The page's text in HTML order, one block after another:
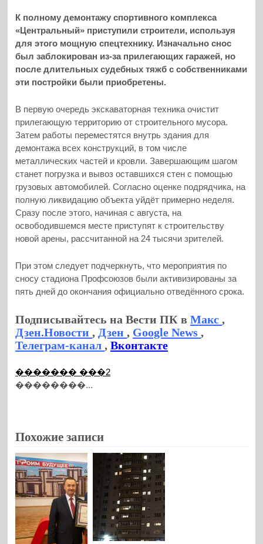
К полному демонтажу спортивного комплекса
«Центральный» приступили строители, используя
для этого мощную спецтехнику. Изначально снос
был заблокирован из-за прилегающих гаражей, но
после длительных судебных тяжб с собственниками
эти постройки были приобретены.
В первую очередь экскаваторная техника очистит
прилегающую территорию от строительного мусора.
Затем работы переместятся внутрь здания для
демонтажа всех конструкций, в том числе
металлических частей и кровли. Завершающим шагом
станет погрузка и вывоз оставшихся стен с помощью
грузовых автомобилей. Согласно оценке подрядчика, на
полную ликвидацию объекта уйдёт примерно неделя.
Сразу после этого, начиная с августа, на
освободившемся месте приступят к строительству
новой арены, рассчитанной на 24 тысячи зрителей.
При этом следует подчеркнуть, что мероприятия по
сносу стадиона Профсоюзов были активизированы за
пять дней до окончания официально отведённого срока.
Подписывайтесь на Вести ПК вМакс,
Дзен.Новости, Дзен, Google News,
Телеграм-канал,Вконтакте
������� ���2
��������...
Похожие записи